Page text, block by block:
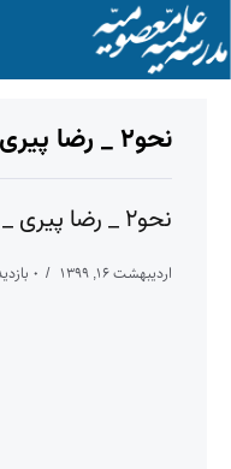
نحو۲ _ رضا پیری _ جلسه پنجاه و چهارم
نحو۲ _ رضا پیری _ جلسه پنجاه و چهارم
اردیبهشت ۱۶, ۱۳۹۹ ۰ بازدیدها